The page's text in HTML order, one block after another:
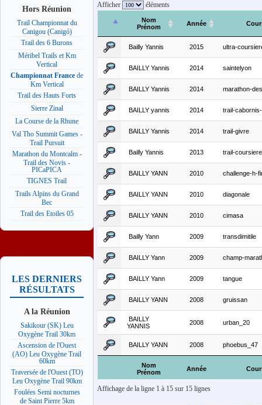
Hors Réunion
Trail Championnat du
Canigou (Canigó)
Trail des 6 Burons
Méribel Trails et Km
Vertical
Championnat France de
Km Vertical
Trail des Hauts Forts
Sierre Zinal
La Course de la Rhune
Val Tho Summit Games -
Trail Pursuit
Marathon du Montcalm -
Trail des Novis -
PICaPICA
TIGNES Trail
Trails Alpins du Grand
Bec
Trail des Etoiles 05
LES DERNIERS
RÉSULTATS
A la Réunion
Sakikour (SK) Leu
Oxygène Trail 30km
Ascension de l'Ouest
(AO) Leu Oxygène Trail
60km
Traversée de l'Ouest (TO)
Leu Oxygène Trail 90km
Foulées Semi nocturnes
de Saint Pierre 5km
Afficher éléments
Nom
Prénom
Année
Nom
Prénom
Année
Bailly Yannis 2015 ultra-
BAILLY Yannis 2014 saintelyon
BAILLY Yannis 2014 marathon-
BAILLY yannis 2014 trail-
BAILLY Yannis 2014 trail-givre
Bailly Yannis 2013 trail-
BAILLY YANN 2010 challenge-h-
BAILLY YANN 2010 diagonale
BAILLY YANN 2010 cimasa
Bailly Yann 2009 transdimitile
BAILLY Yann 2009 champ-
BAILLY Yann 2009 tangue
BAILLY YANN 2008 gruissan
BAILLY
YANNIS
2008 urban_20
BAILLY YANN 2008 phoebus_47
Affichage de la ligne 1 à 15 sur 15 lignes